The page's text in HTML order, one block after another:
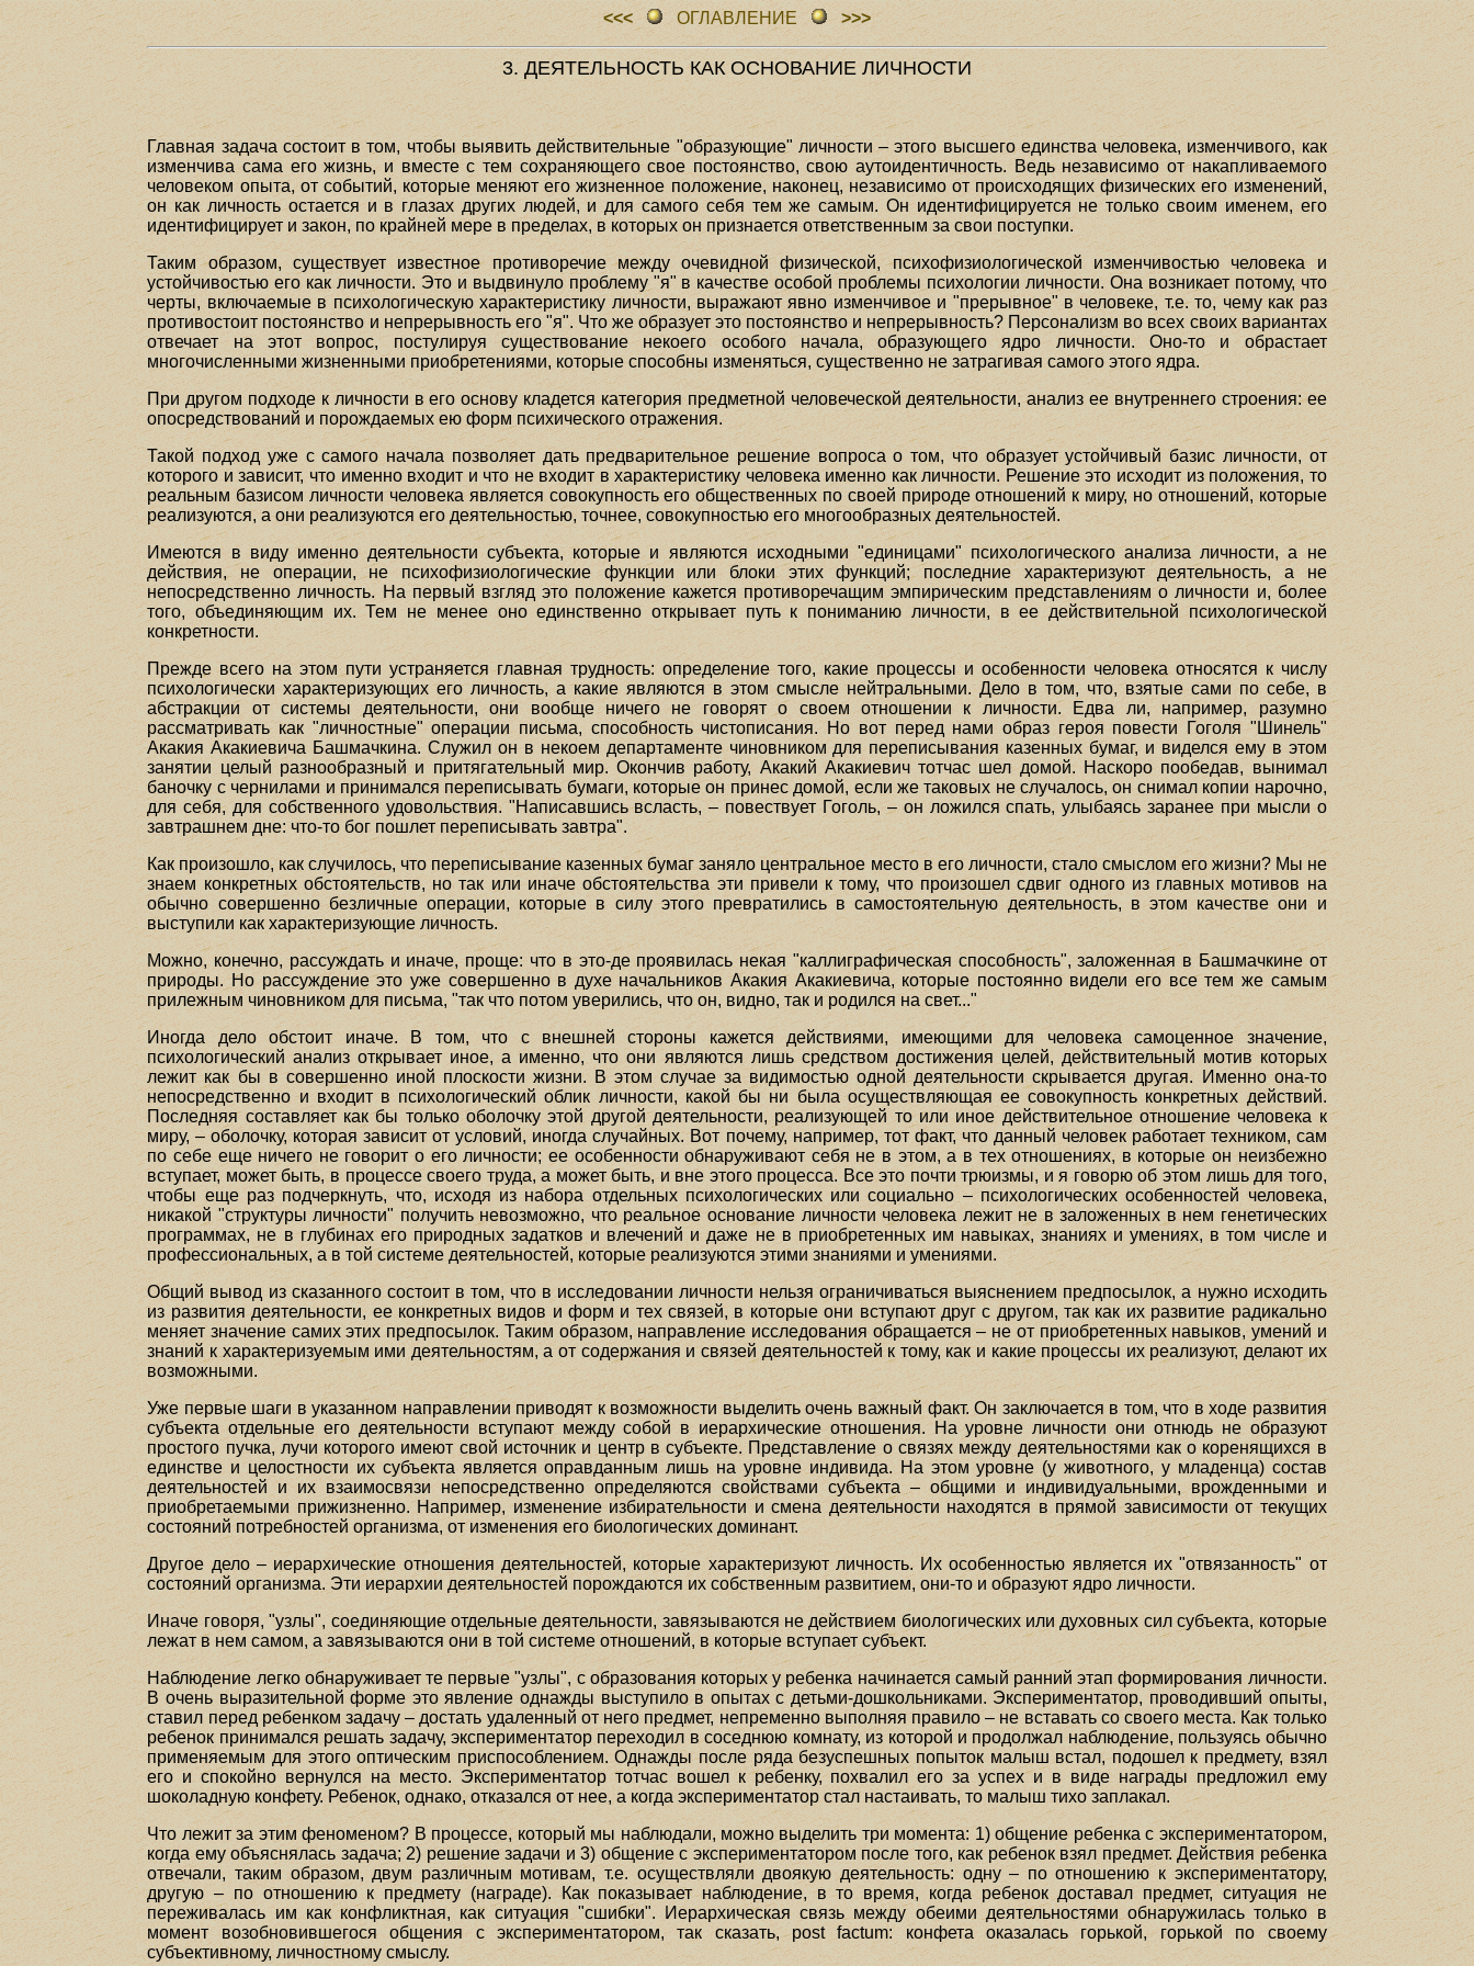
<<< ОГЛАВЛЕHИЕ >>>
3. ДЕЯТЕЛЬНОСТЬ КАК ОСНОВАНИЕ ЛИЧНОСТИ
Главная задача состоит в том, чтобы выявить действительные "образующие" личности – этого высшего единства человека, изменчивого, как
изменчива сама его жизнь, и вместе с тем сохраняющего свое постоянство, свою аутоидентичность. Ведь независимо от накапливаемого
человеком опыта, от событий, которые меняют его жизненное положение, наконец, независимо от происходящих физических его изменений,
он как личность остается и в глазах других людей, и для самого себя тем же самым. Он идентифицируется не только своим именем, его
идентифицирует и закон, по крайней мере в пределах, в которых он признается ответственным за свои поступки.
Таким образом, существует известное противоречие между очевидной физической, психофизиологической изменчивостью человека и
устойчивостью его как личности. Это и выдвинуло проблему "я" в качестве особой проблемы психологии личности. Она возникает потому, что
черты, включаемые в психологическую характеристику личности, выражают явно изменчивое и "прерывное" в человеке, т.е. то, чему как раз
противостоит постоянство и непрерывность его "я". Что же образует это постоянство и непрерывность? Персонализм во всех своих вариантах
отвечает на этот вопрос, постулируя существование некоего особого начала, образующего ядро личности. Оно-то и обрастает
многочисленными жизненными приобретениями, которые способны изменяться, существенно не затрагивая самого этого ядра.
При другом подходе к личности в его основу кладется категория предметной человеческой деятельности, анализ ее внутреннего строения: ее
опосредствований и порождаемых ею форм психического отражения.
Такой подход уже с самого начала позволяет дать предварительное решение вопроса о том, что образует устойчивый базис личности, от
которого и зависит, что именно входит и что не входит в характеристику человека именно как личности. Решение это исходит из положения, то
реальным базисом личности человека является совокупность его общественных по своей природе отношений к миру, но отношений, которые
реализуются, а они реализуются его деятельностью, точнее, совокупностью его многообразных деятельностей.
Имеются в виду именно деятельности субъекта, которые и являются исходными "единицами" психологического анализа личности, а не
действия, не операции, не психофизиологические функции или блоки этих функций; последние характеризуют деятельность, а не
непосредственно личность. На первый взгляд это положение кажется противоречащим эмпирическим представлениям о личности и, более
того, объединяющим их. Тем не менее оно единственно открывает путь к пониманию личности, в ее действительной психологической
конкретности.
Прежде всего на этом пути устраняется главная трудность: определение того, какие процессы и особенности человека относятся к числу
психологически характеризующих его личность, а какие являются в этом смысле нейтральными. Дело в том, что, взятые сами по себе, в
абстракции от системы деятельности, они вообще ничего не говорят о своем отношении к личности. Едва ли, например, разумно
рассматривать как "личностные" операции письма, способность чистописания. Но вот перед нами образ героя повести Гоголя "Шинель"
Акакия Акакиевича Башмачкина. Служил он в некоем департаменте чиновником для переписывания казенных бумаг, и виделся ему в этом
занятии целый разнообразный и притягательный мир. Окончив работу, Акакий Акакиевич тотчас шел домой. Наскоро пообедав, вынимал
баночку с чернилами и принимался переписывать бумаги, которые он принес домой, если же таковых не случалось, он снимал копии нарочно,
для себя, для собственного удовольствия. "Написавшись всласть, – повествует Гоголь, – он ложился спать, улыбаясь заранее при мысли о
завтрашнем дне: что-то бог пошлет переписывать завтра".
Как произошло, как случилось, что переписывание казенных бумаг заняло центральное место в его личности, стало смыслом его жизни? Мы не
знаем конкретных обстоятельств, но так или иначе обстоятельства эти привели к тому, что произошел сдвиг одного из главных мотивов на
обычно совершенно безличные операции, которые в силу этого превратились в самостоятельную деятельность, в этом качестве они и
выступили как характеризующие личность.
Можно, конечно, рассуждать и иначе, проще: что в это-де проявилась некая "каллиграфическая способность", заложенная в Башмачкине от
природы. Но рассуждение это уже совершенно в духе начальников Акакия Акакиевича, которые постоянно видели его все тем же самым
прилежным чиновником для письма, "так что потом уверились, что он, видно, так и родился на свет..."
Иногда дело обстоит иначе. В том, что с внешней стороны кажется действиями, имеющими для человека самоценное значение,
психологический анализ открывает иное, а именно, что они являются лишь средством достижения целей, действительный мотив которых
лежит как бы в совершенно иной плоскости жизни. В этом случае за видимостью одной деятельности скрывается другая. Именно она-то
непосредственно и входит в психологический облик личности, какой бы ни была осуществляющая ее совокупность конкретных действий.
Последняя составляет как бы только оболочку этой другой деятельности, реализующей то или иное действительное отношение человека к
миру, – оболочку, которая зависит от условий, иногда случайных. Вот почему, например, тот факт, что данный человек работает техником, сам
по себе еще ничего не говорит о его личности; ее особенности обнаруживают себя не в этом, а в тех отношениях, в которые он неизбежно
вступает, может быть, в процессе своего труда, а может быть, и вне этого процесса. Все это почти трюизмы, и я говорю об этом лишь для того,
чтобы еще раз подчеркнуть, что, исходя из набора отдельных психологических или социально – психологических особенностей человека,
никакой "структуры личности" получить невозможно, что реальное основание личности человека лежит не в заложенных в нем генетических
программах, не в глубинах его природных задатков и влечений и даже не в приобретенных им навыках, знаниях и умениях, в том числе и
профессиональных, а в той системе деятельностей, которые реализуются этими знаниями и умениями.
Общий вывод из сказанного состоит в том, что в исследовании личности нельзя ограничиваться выяснением предпосылок, а нужно исходить
из развития деятельности, ее конкретных видов и форм и тех связей, в которые они вступают друг с другом, так как их развитие радикально
меняет значение самих этих предпосылок. Таким образом, направление исследования обращается – не от приобретенных навыков, умений и
знаний к характеризуемым ими деятельностям, а от содержания и связей деятельностей к тому, как и какие процессы их реализуют, делают их
возможными.
Уже первые шаги в указанном направлении приводят к возможности выделить очень важный факт. Он заключается в том, что в ходе развития
субъекта отдельные его деятельности вступают между собой в иерархические отношения. На уровне личности они отнюдь не образуют
простого пучка, лучи которого имеют свой источник и центр в субъекте. Представление о связях между деятельностями как о коренящихся в
единстве и целостности их субъекта является оправданным лишь на уровне индивида. На этом уровне (у животного, у младенца) состав
деятельностей и их взаимосвязи непосредственно определяются свойствами субъекта – общими и индивидуальными, врожденными и
приобретаемыми прижизненно. Например, изменение избирательности и смена деятельности находятся в прямой зависимости от текущих
состояний потребностей организма, от изменения его биологических доминант.
Другое дело – иерархические отношения деятельностей, которые характеризуют личность. Их особенностью является их "отвязанность" от
состояний организма. Эти иерархии деятельностей порождаются их собственным развитием, они-то и образуют ядро личности.
Иначе говоря, "узлы", соединяющие отдельные деятельности, завязываются не действием биологических или духовных сил субъекта, которые
лежат в нем самом, а завязываются они в той системе отношений, в которые вступает субъект.
Наблюдение легко обнаруживает те первые "узлы", с образования которых у ребенка начинается самый ранний этап формирования личности.
В очень выразительной форме это явление однажды выступило в опытах с детьми-дошкольниками. Экспериментатор, проводивший опыты,
ставил перед ребенком задачу – достать удаленный от него предмет, непременно выполняя правило – не вставать со своего места. Как только
ребенок принимался решать задачу, экспериментатор переходил в соседнюю комнату, из которой и продолжал наблюдение, пользуясь обычно
применяемым для этого оптическим приспособлением. Однажды после ряда безуспешных попыток малыш встал, подошел к предмету, взял
его и спокойно вернулся на место. Экспериментатор тотчас вошел к ребенку, похвалил его за успех и в виде награды предложил ему
шоколадную конфету. Ребенок, однако, отказался от нее, а когда экспериментатор стал настаивать, то малыш тихо заплакал.
Что лежит за этим феноменом? В процессе, который мы наблюдали, можно выделить три момента: 1) общение ребенка с экспериментатором,
когда ему объяснялась задача; 2) решение задачи и 3) общение с экспериментатором после того, как ребенок взял предмет. Действия ребенка
отвечали, таким образом, двум различным мотивам, т.е. осуществляли двоякую деятельность: одну – по отношению к экспериментатору,
другую – по отношению к предмету (награде). Как показывает наблюдение, в то время, когда ребенок доставал предмет, ситуация не
переживалась им как конфликтная, как ситуация "сшибки". Иерархическая связь между обеими деятельностями обнаружилась только в
момент возобновившегося общения с экспериментатором, так сказать, post factum: конфета оказалась горькой, горькой по своему
субъективному, личностному смыслу.